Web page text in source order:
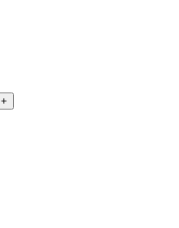
+